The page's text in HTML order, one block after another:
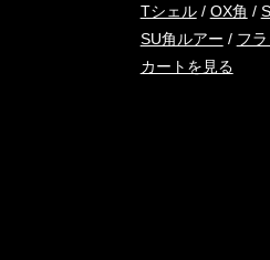
Tシェル/ OX角 /
SU角ルアー / フ
カートを見る